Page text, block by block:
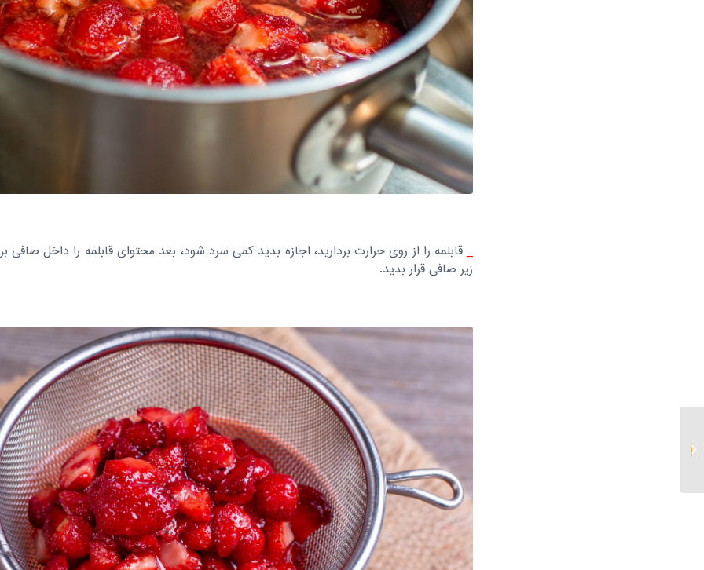
قابلمه را از روی حرارت بردارید، اجازه بدید کمی سرد شود، بعد محتوای قابلمه را داخل
زیر صافی قرار بدید.